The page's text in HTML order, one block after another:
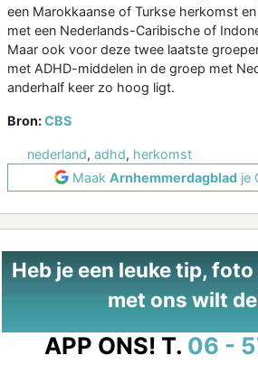
een Marokkaanse of Turkse herkomst
met een Nederlands-Caribische of
Maar ook voor deze twee laatste
met ADHD-middelen in de groep met
anderhalf keer zo hoog ligt.
Bron:CBS
nederland, adhd, herkomst
Maak Arnhemmerdagblad je
Heb je een leuke tip,
met ons wilt
APP ONS! T. 06 -